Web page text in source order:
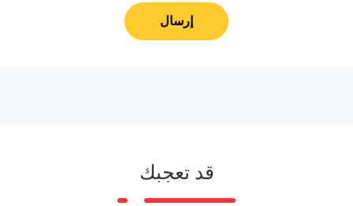
إرسال
قد تعجبك